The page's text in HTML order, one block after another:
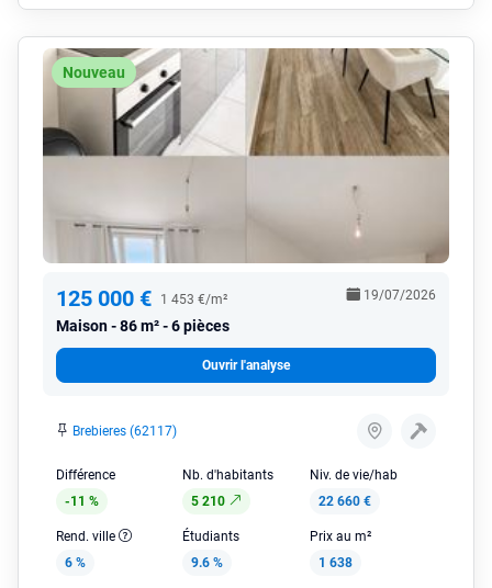
Nouveau
125 000 € 1 453 €/m²
Maison 86 m² - 6 pièces
19/07/2026
Ouvrir l'analyse
Brebieres (62117)
Différence
-11 %
Nb. d'habitants
5 210
Niv. de vie/hab
22 660 €
Rend. ville
6 %
Étudiants
9.6 %
Prix au m²
1 638